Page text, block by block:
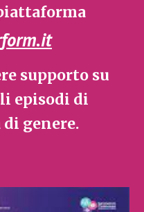
supporto su
episodi di
genere.